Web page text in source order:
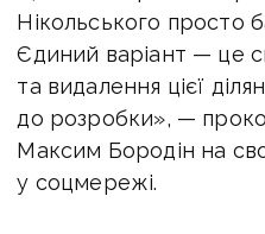
Нікольського просто
Єдиний варіант — це
та видалення цієї
до розробки», —
Максим Бородін на
у соцмережі.